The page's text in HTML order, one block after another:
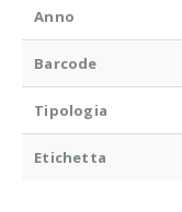
Anno
Barcode
Tipologia
Etichetta